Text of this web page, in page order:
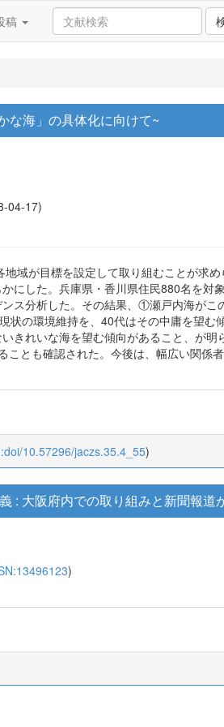
稿
な海」の具体化に向けて~
04-17)
域が目標を設定して取り組むことが求
にした。兵庫県・香川県住民880名を対
ス分析した。その結果、①瀬戸内海が
の環境維持を、40代はその中庸を望
きれいな海を望む傾向があること、が
とも確認された。今後は、幅広い関係
10.57296/jaczs.35.4_55)
: 大阪府内での取り組みと新聞報道
)